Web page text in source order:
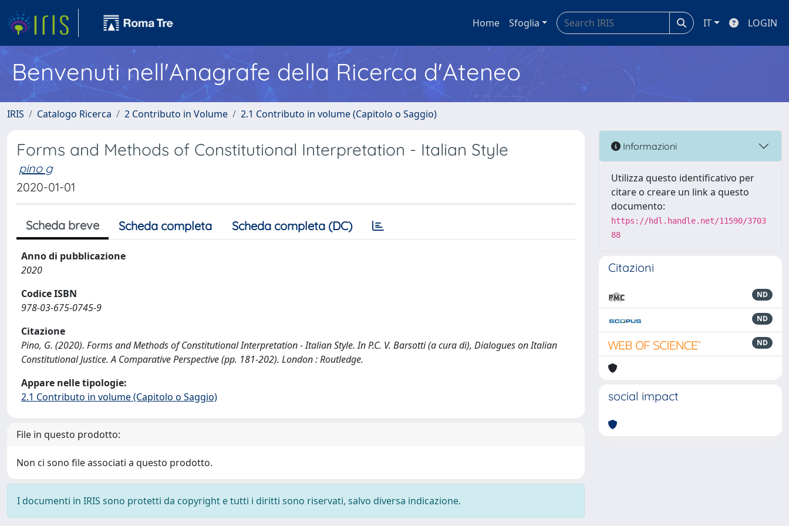
Home Sfoglia IT LOGIN
Benvenuti nell'Anagrafe della Ricerca d'Ateneo
IRIS Catalogo Ricerca 2 Contributo in Volume 2.1 Contributo in volume (Capitolo o Saggio)
Forms and Methods of Constitutional Interpretation - Italian Style
pino g
2020-01-01
Scheda breve Scheda completa Scheda completa (DC)
Anno di pubblicazione
2020
Codice ISBN
978-03-675-0745-9
Citazione
Pino, G. (2020). Forms and Methods of Constitutional Interpretation - Italian Style. In P.C. V. Barsotti (a cura di), Dialogues on Italian
Constitutional Justice. A Comparative Perspective (pp. 181-202). London : Routledge.
Appare nelle tipologie:
2.1 Contributo in volume (Capitolo o Saggio)
File in questo prodotto:
Non ci sono file associati a questo prodotto.
I documenti in IRIS sono protetti da copyright e tutti i diritti sono riservati, salvo diversa indicazione.
Informazioni
Utilizza questo identificativo per
citare o creare un link a questo
documento:
https://hdl.handle.net/11590/3703
88
Citazioni
ND
ND
ND
social impact